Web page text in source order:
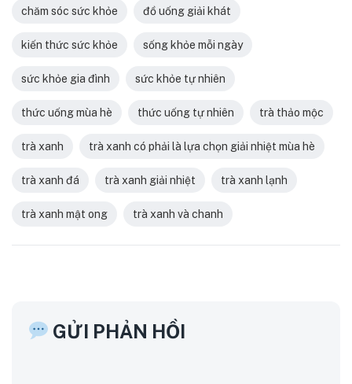
chăm sóc sức khỏe đồ uống giải khát
kiến thức sức khỏe sống khỏe mỗi ngày
sức khỏe gia đình sức khỏe tự nhiên
thức uống mùa hè thức uống tự nhiên trà thảo mộc
trà xanh trà xanh có phải là lựa chọn giải nhiệt mùa hè
trà xanh đá trà xanh giải nhiệt trà xanh lạnh
trà xanh mật ong trà xanh và chanh
GỬI PHẢN HỒI